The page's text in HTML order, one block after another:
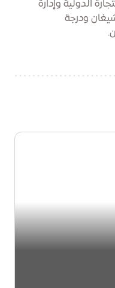
الدولية وإدارة
ودرجة